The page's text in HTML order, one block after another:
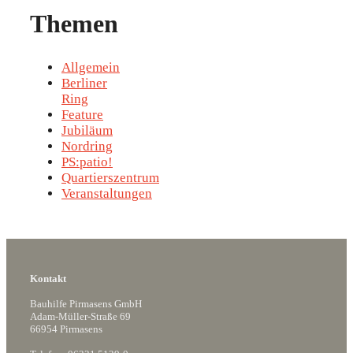
Themen
Allgemein
Berliner
Ring
Feature
Jubiläum
Nordring
PS:patio!
Quartierszentrum
Veranstaltungen
Kontakt
Bauhilfe Pirmasens GmbH
Adam-Müller-Straße 69
66954 Pirmasens